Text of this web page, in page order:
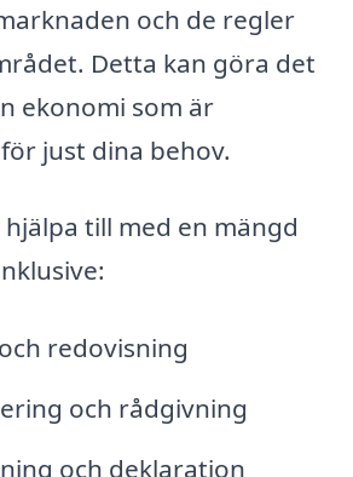
och de regler
Detta kan göra det
ekonomi som är
just dina behov.
till med en mängd
redovisning
och rådgivning
och deklaration